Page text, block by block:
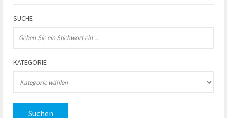
SUCHE
KATEGORIE
Suchen